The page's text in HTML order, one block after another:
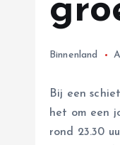
Binnenland
Bij een
het om een
rond 23.30